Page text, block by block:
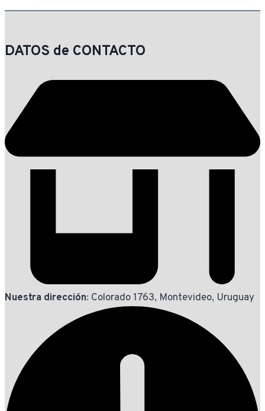
DATOS de CONTACTO
Nuestra dirección: Colorado 1763, Montevideo, Uruguay